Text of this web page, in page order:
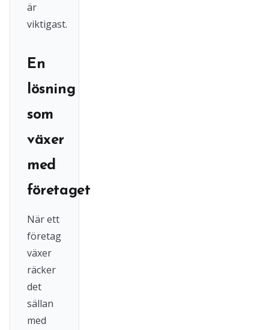
är
viktigast.
En
lösning
som
växer
med
företaget
När ett
företag
växer
räcker
det
sällan
med